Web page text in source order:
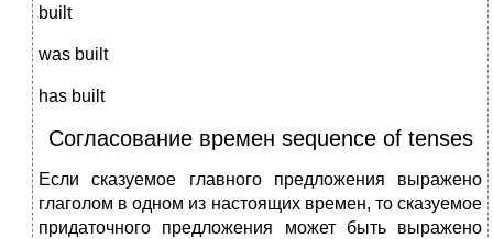
built
was built
has built
Согласование времен sequence of tenses
Если сказуемое главного предложения выражено
глаголом в одном из настоящих времен, то сказуемое
придаточного предложения может быть выражено